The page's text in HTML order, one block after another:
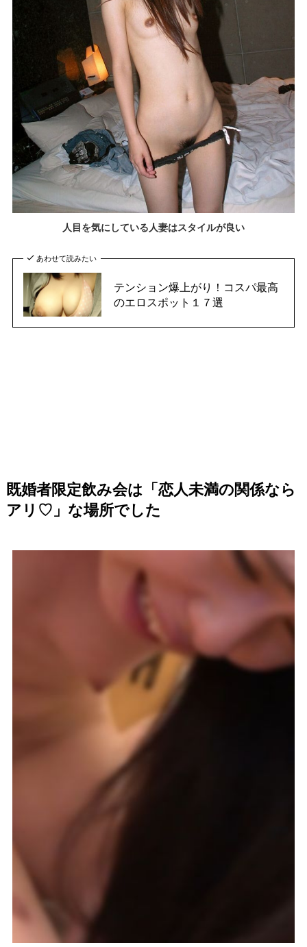
人目を気にしている人妻はスタイルが良い
あわせて読みたい
テンション爆上がり！コスパ最高
のエロスポット１７選
既婚者限定飲み会は「恋人未満の関係なら
アリ♡」な場所でした